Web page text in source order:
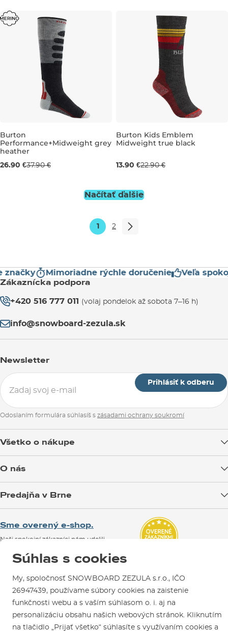
Výpredaj -29 %
Burton
Performance+Midweight grey
heather
26.90 €37.90 €
Výpredaj -39 %
Burton Kids Emblem
Midweight true black
13.90 €22.90 €
Načítať ďalšie
1 2
Mimoriadne rýchle doručenie Veľa
Zákaznícka podpora
+420 516 777 011 (volaj pondelok až sobota 7–16 h)
info@snowboard-zezula.sk
Newsletter
Prihlásiť k odberu
Odoslaním formulára súhlasíš s zásadami ochrany soukromí
Všetko o nákupe
Výmena a vrátenie tovaru
Reklamácie
Návody na použitie a údržbu
Kontakty
O nás
SNOWBOARD ZEZULA Team
Ako si vybrať vybavenie
Predajňa v Brne
Mapa a ako k nám
Požičovňa
Servis a opravy
Sme overený e-shop.
Naši spokojní zákazníci nám udelili
Súhlas s cookies
My, spoločnosť SNOWBOARD ZEZULA s.r.o., IČO
26947439, používame súbory cookies na zaistenie
funkčnosti webu a s vaším súhlasom o. i. aj na
personalizáciu obsahu našich webových stránok. Kliknutím
na tlačidlo „Prijať všetko“ súhlasíte s využívaním cookies a